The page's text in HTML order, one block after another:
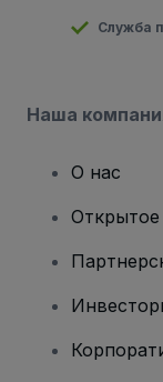
Служба
Наша
О нас
Открытое